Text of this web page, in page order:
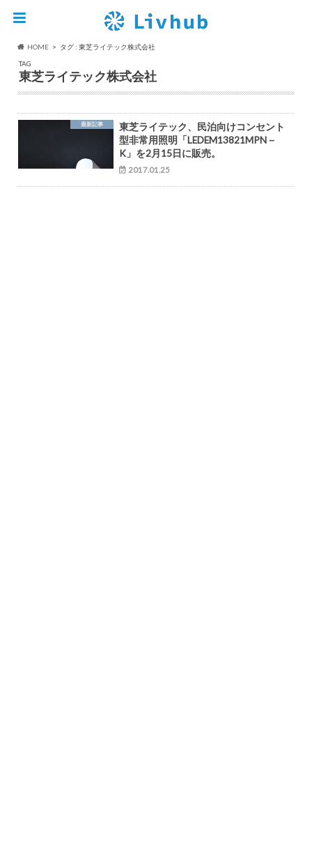
HOME
タグ : 東芝ライテック株式会社
TAG
東芝ライテック株式会社
最新記事
東芝ライテック、民泊向けコンセント
型非常用照明「LEDEM13821MPN－
K」を2月15日に販売。
2017.01.25